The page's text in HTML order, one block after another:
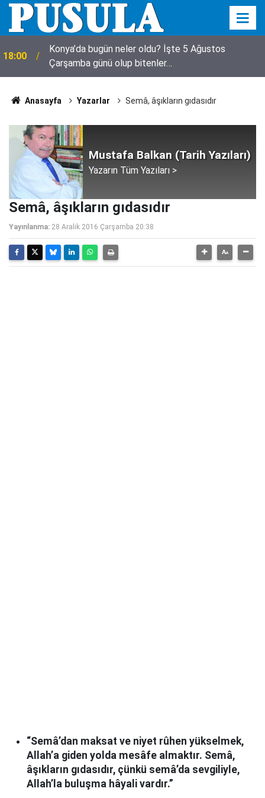
18:00
Konya’da bugün neler oldu? İşte 5 Ağustos
Çarşamba günü olup bitenler…
Anasayfa Yazarlar Semâ, âşıkların gıdasıdır
Mustafa Balkan (Tarih Yazıları)
Yazarın Tüm Yazıları >
Semâ, âşıkların gıdasıdır
Yayınlanma: 28 Aralık 2016 Çarşamba 20:38
“Semâ’dan maksat ve niyet rûhen yükselmek,
Allah’a giden yolda mesâfe almaktır. Semâ,
âşıkların gıdasıdır, çünkü semâ’da sevgiliyle,
Allah’la buluşma hâyali vardır.”